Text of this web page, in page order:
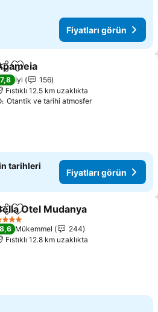
Fiyatları görün
Favorilerime ekle
7,8 İyi
156
Fıstıklı 12.5 km uzaklıkta
Otantik ve tarihi atmosfer
tarihleri
Fiyatları görün
Favorilerime ekle
Otel Mudanya
Yıldız
8,6 Mükemmel
244
Fıstıklı 12.8 km uzaklıkta